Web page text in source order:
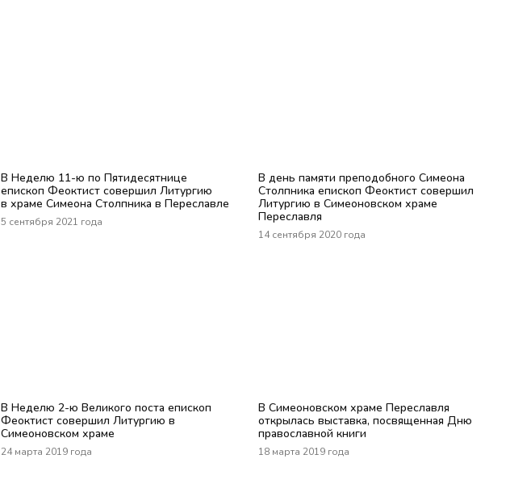
В Неделю 11-ю по Пятидесятнице
епископ Феоктист совершил Литургию
в храме Симеона Столпника в Переславле
5 сентября 2021 года
В день памяти преподобного Симеона
Столпника епископ Феоктист совершил
Литургию в Симеоновском храме
Переславля
14 сентября 2020 года
В Неделю 2-ю Великого поста епископ
Феоктист совершил Литургию в
Симеоновском храме
24 марта 2019 года
В Симеоновском храме Переславля
открылась выставка, посвященная Дню
православной книги
18 марта 2019 года